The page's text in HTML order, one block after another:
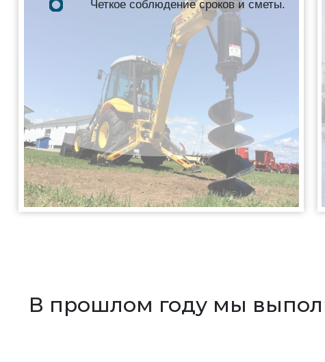
Четкое соблюдение сроков и сметы.
В прошлом году мы